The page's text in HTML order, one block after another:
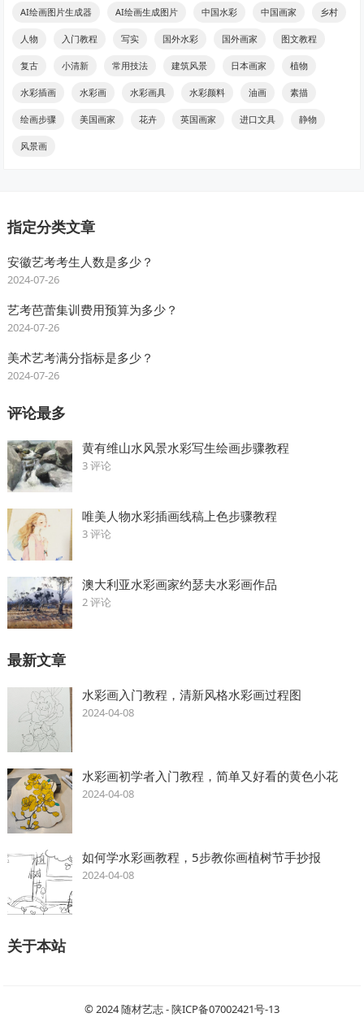
AI绘画图片生成器 AI绘画生成图片 中国水彩 中国画家 乡村
人物 入门教程 写实 国外水彩 国外画家 图文教程
复古 小清新 常用技法 建筑风景 日本画家 植物
水彩插画 水彩画 水彩画具 水彩颜料 油画 素描
绘画步骤 美国画家 花卉 英国画家 进口文具 静物
风景画
指定分类文章
安徽艺考考生人数是多少？
2024-07-26
艺考芭蕾集训费用预算为多少？
2024-07-26
美术艺考满分指标是多少？
2024-07-26
评论最多
黄有维山水风景水彩写生绘画步骤教程
3 评论
唯美人物水彩插画线稿上色步骤教程
3 评论
澳大利亚水彩画家约瑟夫水彩画作品
2 评论
最新文章
水彩画入门教程，清新风格水彩画过程图
2024-04-08
水彩画初学者入门教程，简单又好看的黄色小花
2024-04-08
如何学水彩画教程，5步教你画植树节手抄报
2024-04-08
关于本站
© 2024随材艺志-陕ICP备07002421号-13